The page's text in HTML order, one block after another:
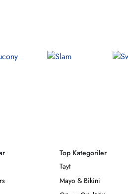
Top Kategoriler
Tayt
Mayo & Bikini